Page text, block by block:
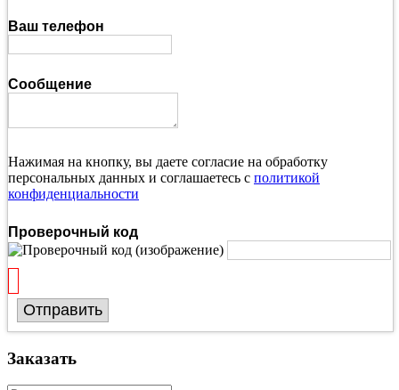
Ваш телефон
Сообщение
Нажимая на кнопку, вы даете согласие на обработку
персональных данных и соглашаетесь с политикой
конфиденциальности
Проверочный код
Отправить
Заказать